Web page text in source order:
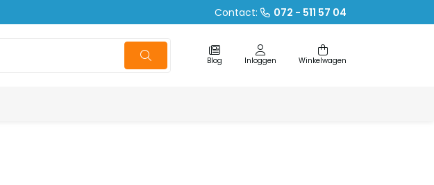
Contact: 072 - 511 57 04
Blog Inloggen Winkelwagen